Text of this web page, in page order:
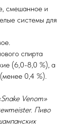
смешанное и
системы для
спирта
(6,0-8,0 %), а
0,4 %).
Venom»
Пиво